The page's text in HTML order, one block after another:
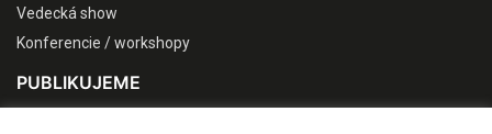
Vedecká show
Konferencie / workshopy
PUBLIKUJEME